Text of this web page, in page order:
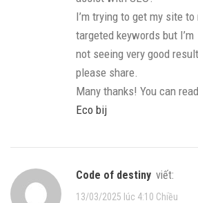
I’m trying to get my site
targeted keywords but I’m
not seeing very good
please share.
Many thanks! You can
Eco bij
code of destiny viết:
13/03/2025 lúc 4:10 Chiều